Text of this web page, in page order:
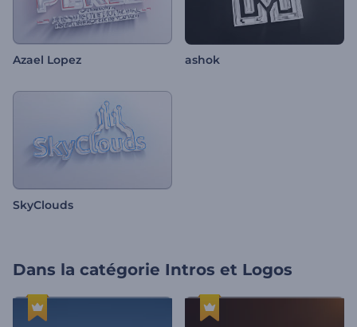
Azael Lopez ashok
SkyClouds
Dans la catégorie Intros et Logos